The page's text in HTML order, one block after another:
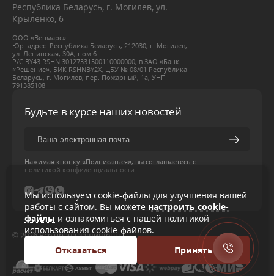
Республика Беларусь, г. Могилев, ул.
Крыленко, 6
ООО «Венмарс»
Юр. адрес: Республика Беларусь, 212030, г. Могилев,
ул. Ленинская, 30А, пом.6
Р/С BY43 RSHN 30127331500110000000, в ЗАО «Банк
«Решение», БИК RSHNBY2X, ЦБУ № 08/01 Республика
Беларусь, г. Могилев, пер. Пожарный, 1а, УНП
791385108
Будьте в курсе наших новостей
Нажимая кнопку «Подписаться», вы соглашаетесь с
политикой конфиденциальности
© 2026 Все права защищены
Мы используем cookie-файлы для улучшения вашей
работы с сайтом. Вы можете настроить cookie-
файлы и ознакомиться с нашей политикой
использования cookie-файлов.
Отказаться
Принять